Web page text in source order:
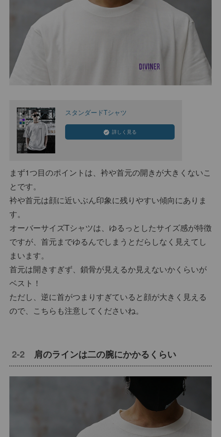
スタンダードTシャツ
詳しく見る
まず1つ目のポイントは、衿や首元の開きが大きくないこ
とです。
衿や首元は顔に近いぶん印象に残りやすい傾向にありま
す。
オーバーサイズTシャツは、ゆるっとしたサイズ感が特徴
ですが、首元までゆるんでしまうとだらしなく見えてし
まいます。
首元は開きすぎず、鎖骨が見えるか見えないかくらいが
ベスト！
ただし、逆に首がつまりすぎていると顔が大きく見える
ので、こちらも注意してくださいね。
肩のラインは二の腕にかかるくらい